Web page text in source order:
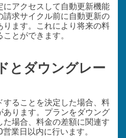
アクセスして自動更新機能
請求サイクル前に自動更新の
ます。これにより将来の料
とができます。
とダウングレー
ることを決定した場合、料
ります。プランをダウング
場合、料金の差額に関連す
業日以内に行います。